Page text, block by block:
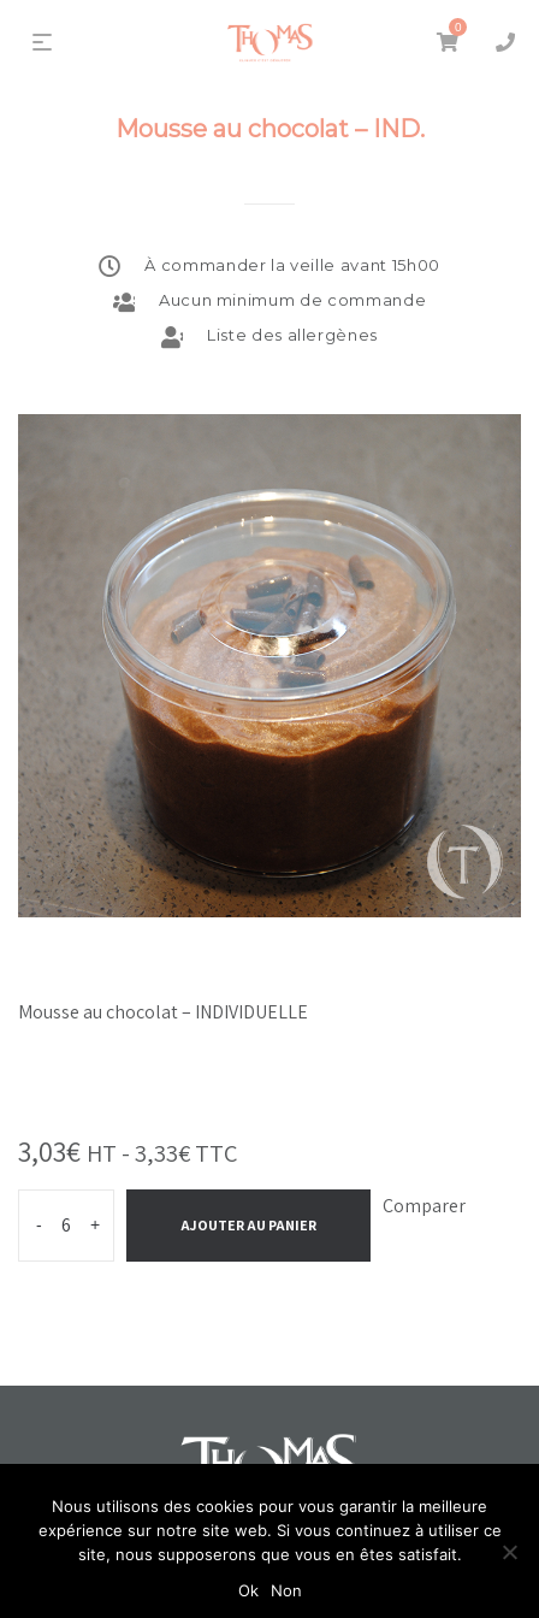
0
Mousse au chocolat – IND.
À commander la veille avant 15h00
Aucun minimum de commande
Liste des allergènes
Mousse au chocolat – INDIVIDUELLE
3,03€ HT -3,33€TTC
- + AJOUTER AU PANIER
Comparer
Select at least 2 products
Nous utilisons des cookies pour vous garantir la meilleure
expérience sur notre site web. Si vous continuez à utiliser ce
site, nous supposerons que vous en êtes satisfait.
Ok
Non